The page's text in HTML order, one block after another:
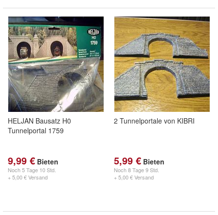
HELJAN Bausatz H0
Tunnelportal 1759
9,99 € Bieten
Noch5 Tage 10 Std.
+ 5,00 € Versand
2 Tunnelportale von KIBRI
5,99 € Bieten
Noch8 Tage 9 Std.
+ 5,00 € Versand